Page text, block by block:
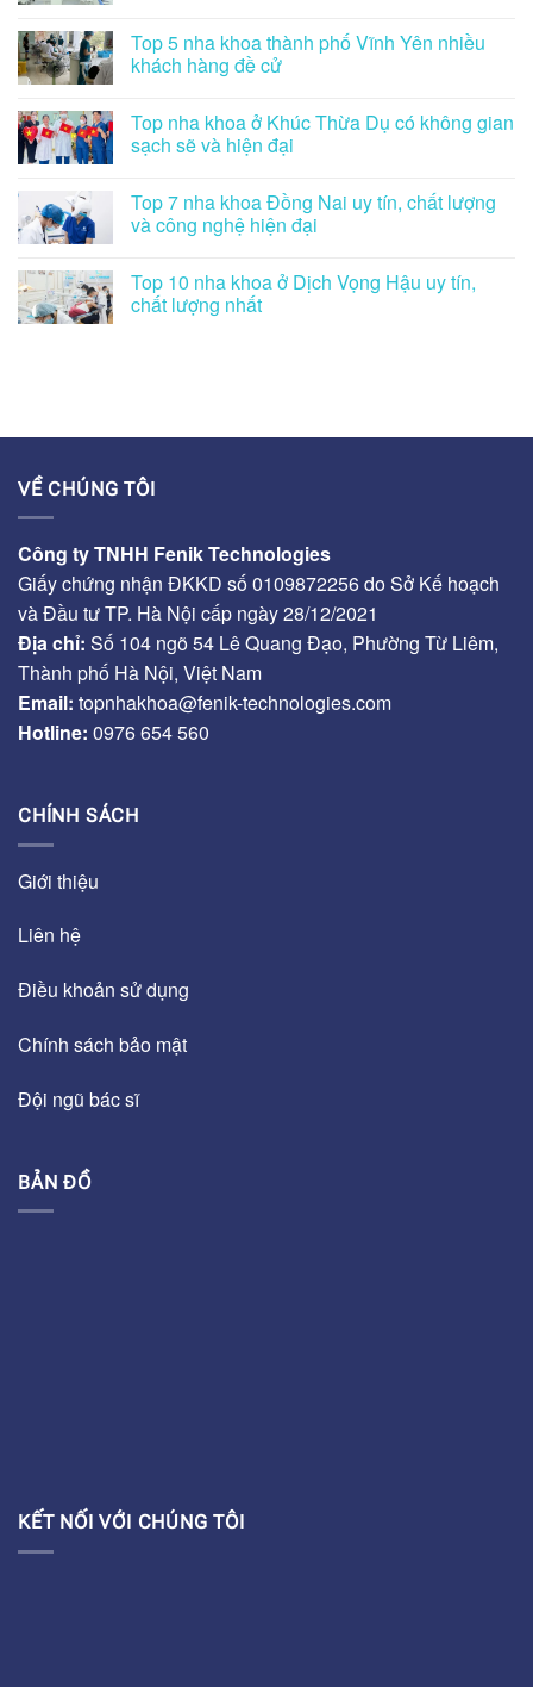
Top 5 nha khoa thành phố Vĩnh Yên nhiều
khách hàng đề cử
Top nha khoa ở Khúc Thừa Dụ có không gian
sạch sẽ và hiện đại
Top 7 nha khoa Đồng Nai uy tín, chất lượng
và công nghệ hiện đại
Top 10 nha khoa ở Dịch Vọng Hậu uy tín,
chất lượng nhất
VỀ CHÚNG TÔI
Công ty TNHH Fenik Technologies
Giấy chứng nhận ĐKKD số 0109872256 do Sở Kế hoạch
và Đầu tư TP. Hà Nội cấp ngày 28/12/2021
Địa chỉ: Số 104 ngõ 54 Lê Quang Đạo, Phường Từ Liêm,
Thành phố Hà Nội, Việt Nam
Email: topnhakhoa@fenik-technologies.com
Hotline: 0976 654 560
CHÍNH SÁCH
Giới thiệu
Liên hệ
Điều khoản sử dụng
Chính sách bảo mật
Đội ngũ bác sĩ
BẢN ĐỒ
KẾT NỐI VỚI CHÚNG TÔI